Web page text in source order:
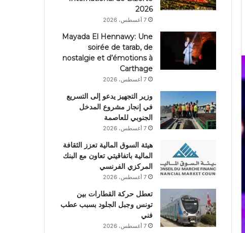
2026
7 أغسطس، 2026
Mayada El Hennawy: Une
soirée de tarab, de
nostalgie et d’émotions à
Carthage
7 أغسطس، 2026
وزير التجهيز يدعو إلى التسريع
في إنجاز مشروع المدخل
الجنوبي للعاصمة
7 أغسطس، 2026
هيئة السوق المالية تعزز الثقافة
المالية باتفاقيتي تعاون مع البنك
المركزي الفرنسي
7 أغسطس، 2026
تعطل حركة القطارات بين
تونس وجبل الجلود بسبب عطب
فني
7 أغسطس، 2026